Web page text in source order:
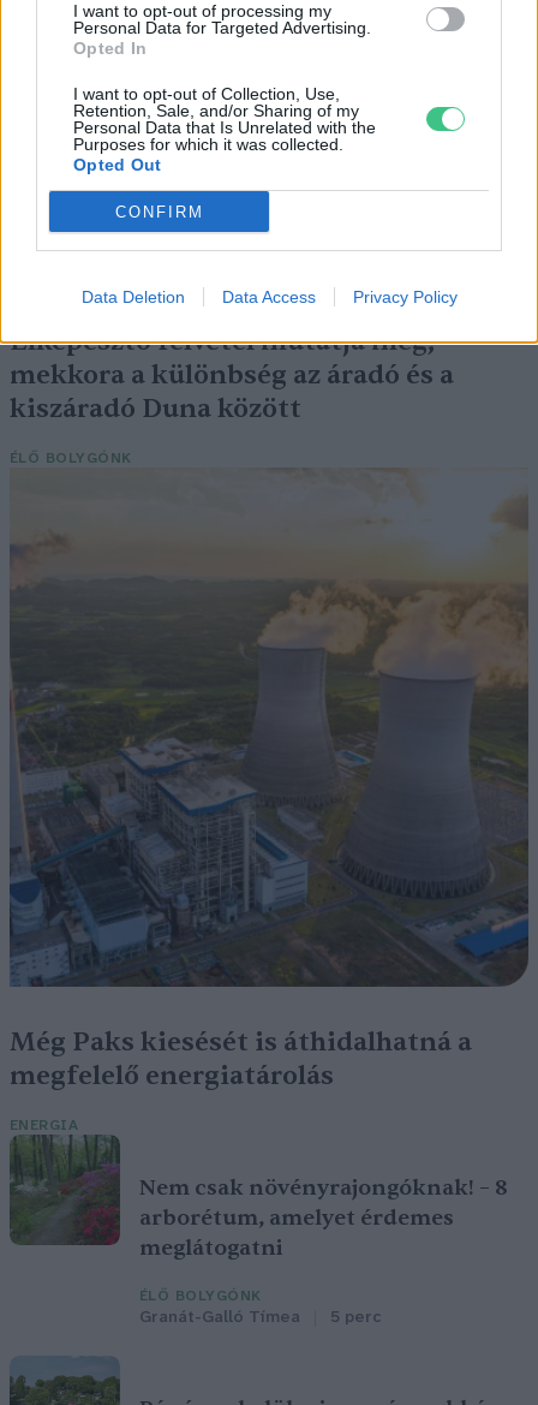
I want to opt-out of processing my
Personal Data for Targeted Advertising.
Opted In
I want to opt-out of Collection, Use,
Retention, Sale, and/or Sharing of my
Personal Data that Is Unrelated with the
Purposes for which it was collected.
Opted Out
CONFIRM
Data Deletion Data Access Privacy Policy
Négy éven belül valósággá válhatnak az
elektromos repülőjáratok Európában
KÖZLEKEDÉS
Történelmi aszály sújtja Nagy-
Britanniát is
Elképesztő felvétel mutatja meg,
mekkora a különbség az áradó és a
kiszáradó Duna között
ÉLŐ BOLYGÓNK
Még Paks kiesését is áthidalhatná a
megfelelő energiatárolás
ENERGIA
Nem csak növényrajongóknak! – 8
arborétum, amelyet érdemes
meglátogatni
ÉLŐ BOLYGÓNK
Granát-Galló Tímea 5 perc